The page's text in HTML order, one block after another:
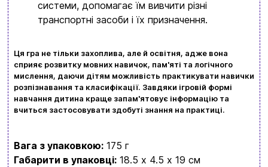
системи, допомагає їм вивчити різні
транспортні засоби і їх призначення.
Ця гра не тільки захоплива, але й освітня, адже вона
сприяє розвитку мовних навичок, пам'яті та логічного
мислення, даючи дітям можливість практикувати навички
розпізнавання та класифікації. Завдяки ігровій формі
навчання дитина краще запам'ятовує інформацію та
вчиться застосовувати здобуті знання на практиці.
Вага з упаковкою:175 г
Габарити в упаковці:18.5 x 4.5 x 19 см
+380634324164
kubix.boardgames@gmail.com
Мова сайту:
UA ㅤRU